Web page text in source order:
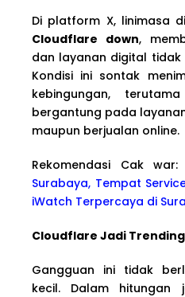
Di platform X, linimasa
Cloudflare down,
dan layanan digital
Kondisi ini sontak
kebingungan,
bergantung pada
maupun berjualan online.
Rekomendasi Cak war:
Surabaya, Tempat
iWatch Terpercaya di
Cloudflare Jadi
Gangguan ini tidak
kecil. Dalam hitungan